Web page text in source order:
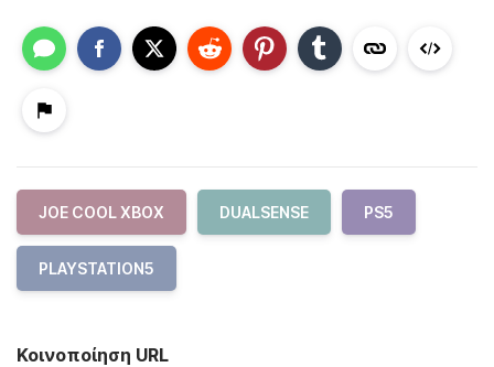
JOE COOL XBOX DUALSENSE PS5
PLAYSTATION5
Κοινοποίηση URL